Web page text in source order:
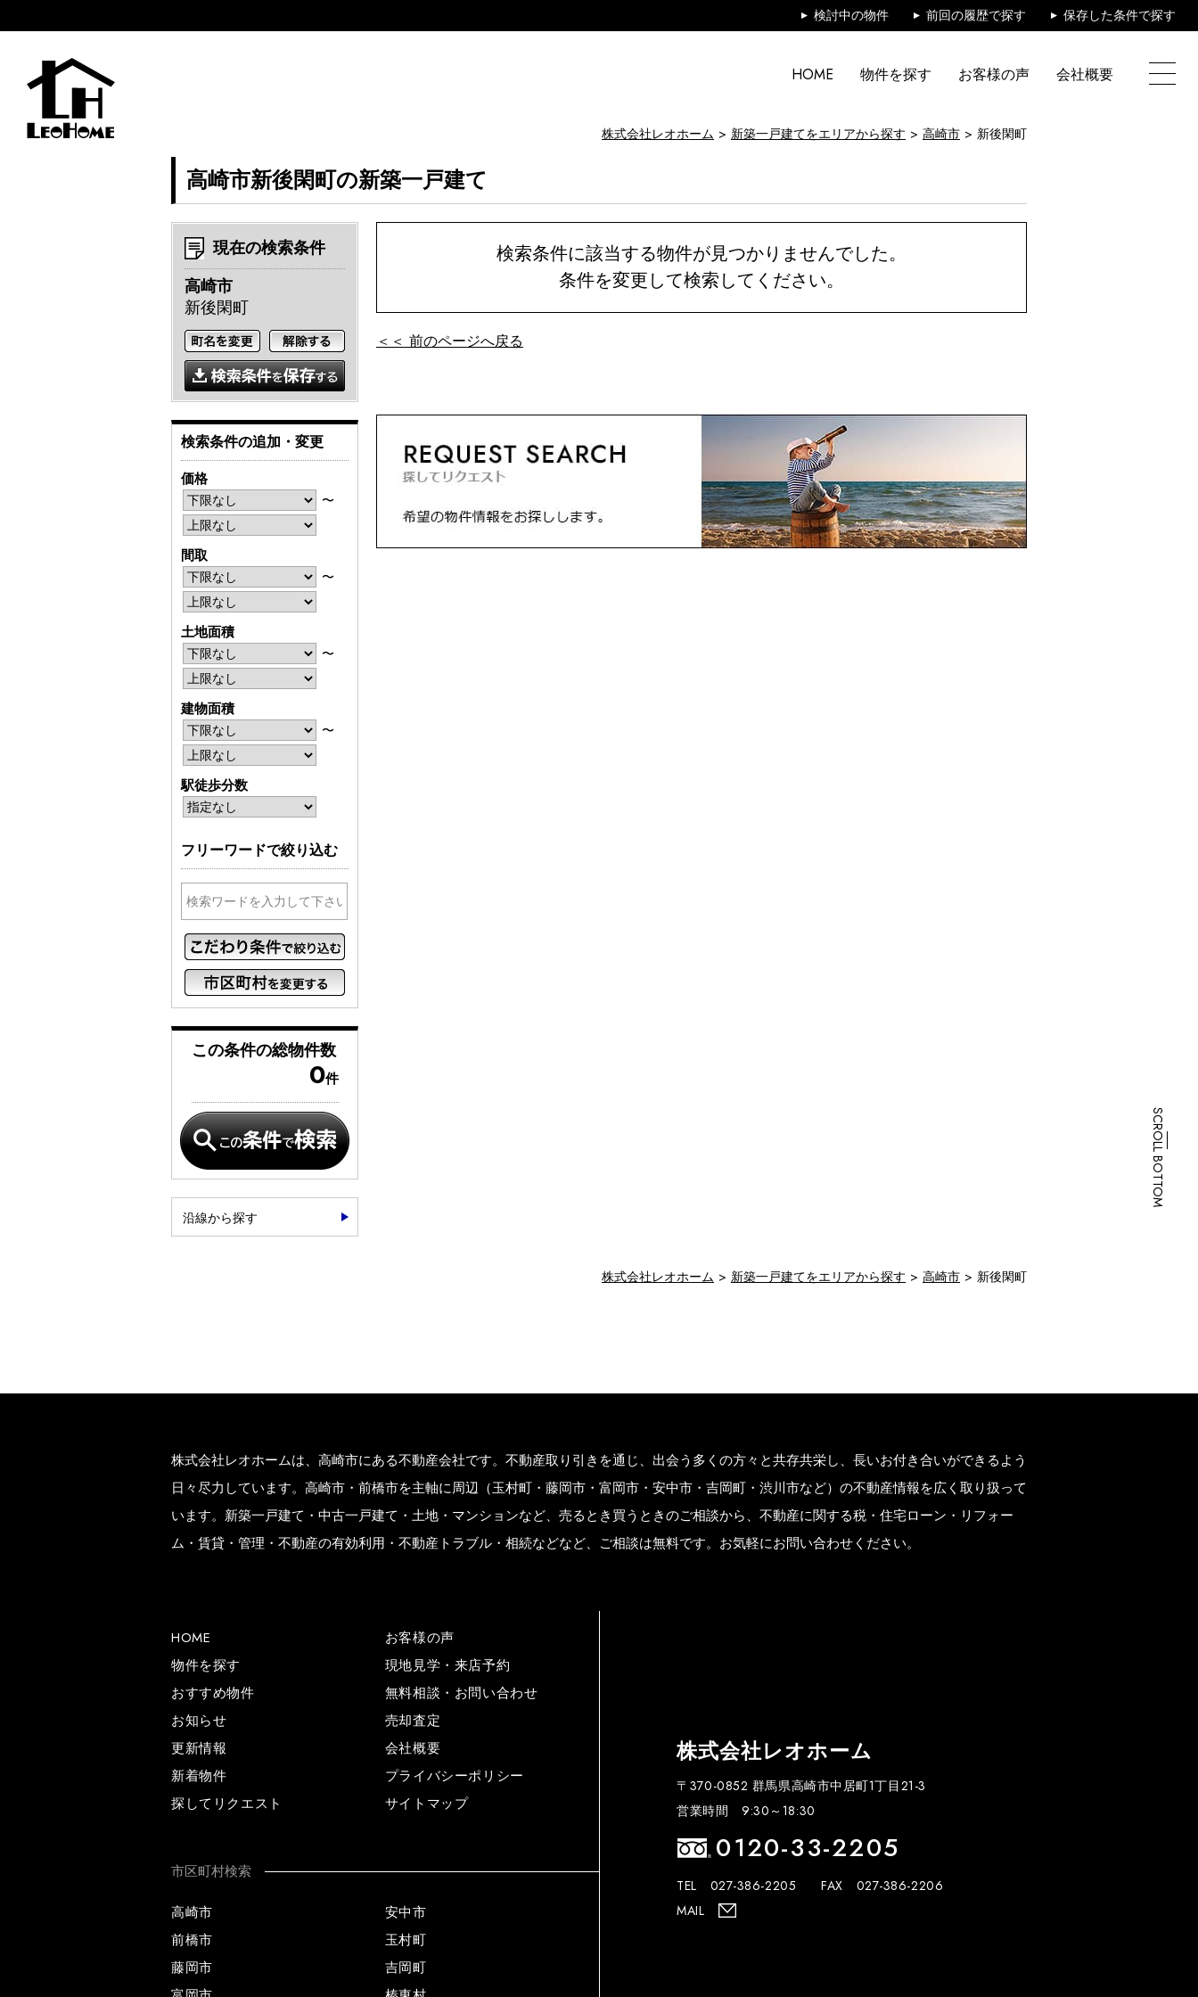
検討中の物件 前回の履歴で探す 保存した条件で探す
HOME 物件を探す お客様の声 会社概要
株式会社レオホーム 新築一戸建てをエリアから探す 高崎市 新後閑町
高崎市新後閑町の新築一戸建て
検索条件に該当する物件が見つかりませんでした。
条件を変更して検索してください。
＜＜ 前のページへ戻る
現在の検索条件
高崎市
新後閑町
検索条件の追加・変更
価格
〜
間取
〜
土地面積
〜
建物面積
〜
駅徒歩分数
フリーワードで絞り込む
この条件の総物件数
0件
沿線から探す
株式会社レオホーム 新築一戸建てをエリアから探す 高崎市 新後閑町
株式会社レオホームは、高崎市にある不動産会社です。不動産取り引きを通じ、出会う多くの方々と共存共栄し、長いお付き合いができるよう
日々尽力しています。高崎市・前橋市を主軸に周辺（玉村町・藤岡市・富岡市・安中市・吉岡町・渋川市など）の不動産情報を広く取り扱って
います。新築一戸建て・中古一戸建て・土地・マンションなど、売るとき買うときのご相談から、不動産に関する税・住宅ローン・リフォー
ム・賃貸・管理・不動産の有効利用・不動産トラブル・相続などなど、ご相談は無料です。お気軽にお問い合わせください。
HOME
物件を探す
おすすめ物件
お知らせ
更新情報
新着物件
探してリクエスト
お客様の声
現地見学・来店予約
無料相談・お問い合わせ
売却査定
会社概要
プライバシーポリシー
サイトマップ
市区町村検索
高崎市
前橋市
藤岡市
安中市
玉村町
吉岡町
株式会社レオホーム
〒370-0852 群馬県高崎市中居町1丁目21-3
営業時間 9:30～18:30
0120-33-2205
TEL 027-386-2205
FAX 027-386-2206
MAIL
SCROLL BOTTOM